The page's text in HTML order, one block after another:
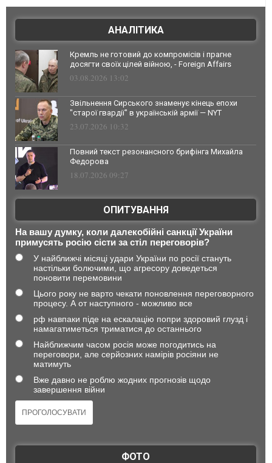
АНАЛІТИКА
Кремль не готовий до компромісів і прагне
досягти своїх цілей війною, - Foreign Affairs
03.08.2026 13:02
Звільнення Сирського знаменує кінець епохи
"старої гвардії" в українській армії — NYT
23.07.2026 10:32
Повний текст резонансного брифінга Михайла
Федорова
18.07.2026 09:27
ОПИТУВАННЯ
На вашу думку, коли далекобійні санкції України
примусять росію сісти за стіл переговорів?
У найближчі місяці удари України по росії стануть
настільки болючими, що агресору доведеться
поновити перемовини
Цього року не варто чекати поновлення переговорного
процесу. А от наступного - можливо все
рф навпаки піде на ескалацію попри здоровий глузд і
намагатиметься триматися до останнього
Найближчим часом росія може погодитись на
переговори, але серйозних намірів росіяни не
матимуть
Вже давно не роблю жодних прогнозів щодо
завершення війни
ФОТО